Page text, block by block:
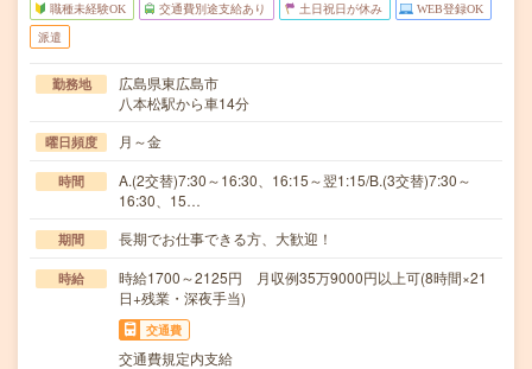
職種未経験OK 交通費別途支給あり 土日祝日が休み WEB登録OK
派遣
勤務地
広島県東広島市
八本松駅から車14分
曜日頻度 月～金
時間
A.(2交替)7:30～16:30、16:15～翌1:15/B.(3交替)7:30～
16:30、15…
期間 長期でお仕事できる方、大歓迎！
時給
時給1700～2125円 月収例35万9000円以上可(8時間×21
日+残業・深夜手当)
交通費
交通費規定内支給